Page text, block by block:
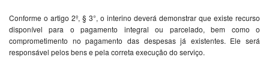
Conforme o artigo 2º, § 3°, o interino deverá demonstrar que existe recurso
disponível para o pagamento integral ou parcelado, bem como o
comprometimento no pagamento das despesas já existentes. Ele será
responsável pelos bens e pela correta execução do serviço.